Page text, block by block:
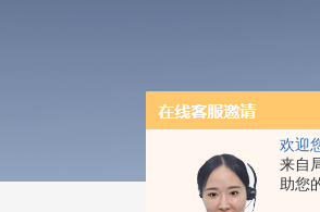
欢迎
来自
助您